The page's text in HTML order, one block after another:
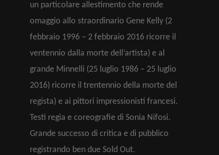
un particolare allestimento che rende
omaggio allo straordinario Gene Kelly (2
febbraio 1996 – 2 febbraio 2016 ricorre il
ventennio dalla morte dell’artista) e al
grande Minnelli (25 luglio 1986 – 25 luglio
2016) ricorre il trentennio della morte del
regista) e ai pittori impressionisti francesi.
Testi regia e coreografie di Sonia Nifosi.
Grande successo di critica e di pubblico
registrando ben due Sold Out.